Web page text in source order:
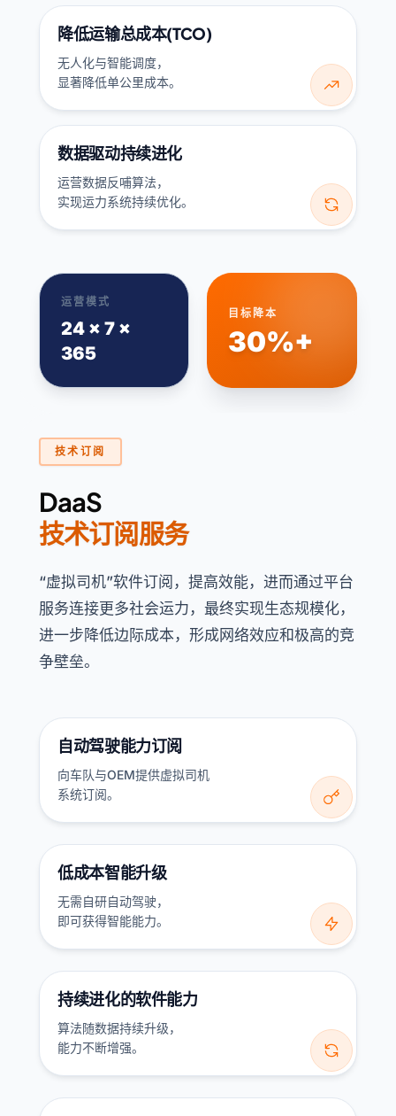
降低运输总成本(TCO)
无人化与智能调度，
显著降低单公里成本。
数据驱动持续进化
运营数据反哺算法，
实现运力系统持续优化。
运营模式
24 × 7 ×
365
目标降本
30%+
技术订阅
DaaS
技术订阅服务
“虚拟司机”软件订阅，提高效能，进而通过平台
服务连接更多社会运力，最终实现生态规模化，
进一步降低边际成本，形成网络效应和极高的竞
争壁垒。
自动驾驶能力订阅
向车队与OEM提供虚拟司机
系统订阅。
低成本智能升级
无需自研自动驾驶，
即可获得智能能力。
持续进化的软件能力
算法随数据持续升级，
能力不断增强。